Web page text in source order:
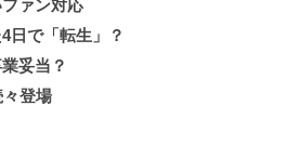
ァン対応
日で「転生」？
妥当？
登場